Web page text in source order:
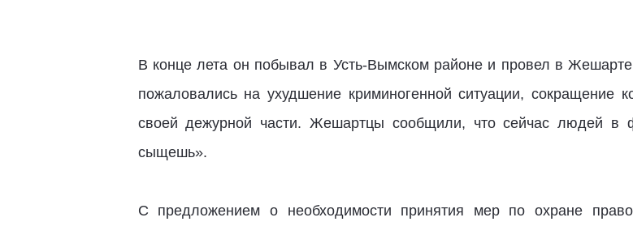
В конце лета он побывал в Усть-Вымском районе и провел в
пожаловались на ухудшение криминогенной ситуации, сокращение
своей дежурной части. Жешартцы сообщили, что сейчас людей
сыщешь».
С предложением о необходимости принятия мер по охране